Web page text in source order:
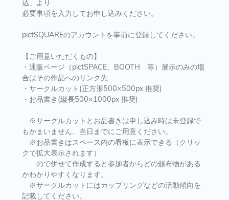
込」より
必要事項を入力してお申し込みください。
pictSQUAREのアカウントを事前に登録してください。
【ご用意いただくもの】
・通販ページ（pictSPACE、BOOTH 等）展示のみの場
合はその作品へのリンク先
・サークルカット(正方形500×500px 推奨)
・お品書き(縦長500×1000px 推奨)
※サークルカットとお品書きは申し込み時は未登録で
もかまいません、当日までにご用意ください。
※お品書きはスペース内の看板に表示できる（クリッ
クで拡大表示されます）
ので併せて作成すると参加者からどの頒布物がある
かわかりやすくなります。
※サークルカットにはカップリングなどの活動傾向を
記載してください。